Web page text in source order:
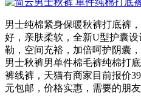
男士纯棉紧身保暖秋裤打底裤
好，亲肤柔软，全新U型护囊
勒，空间充裕，加倍呵护阴囊
男士秋裤男单件棉毛裤纯棉打
裤线裤，天猫有商家目前报价
元包邮，价格实惠，需要的朋友